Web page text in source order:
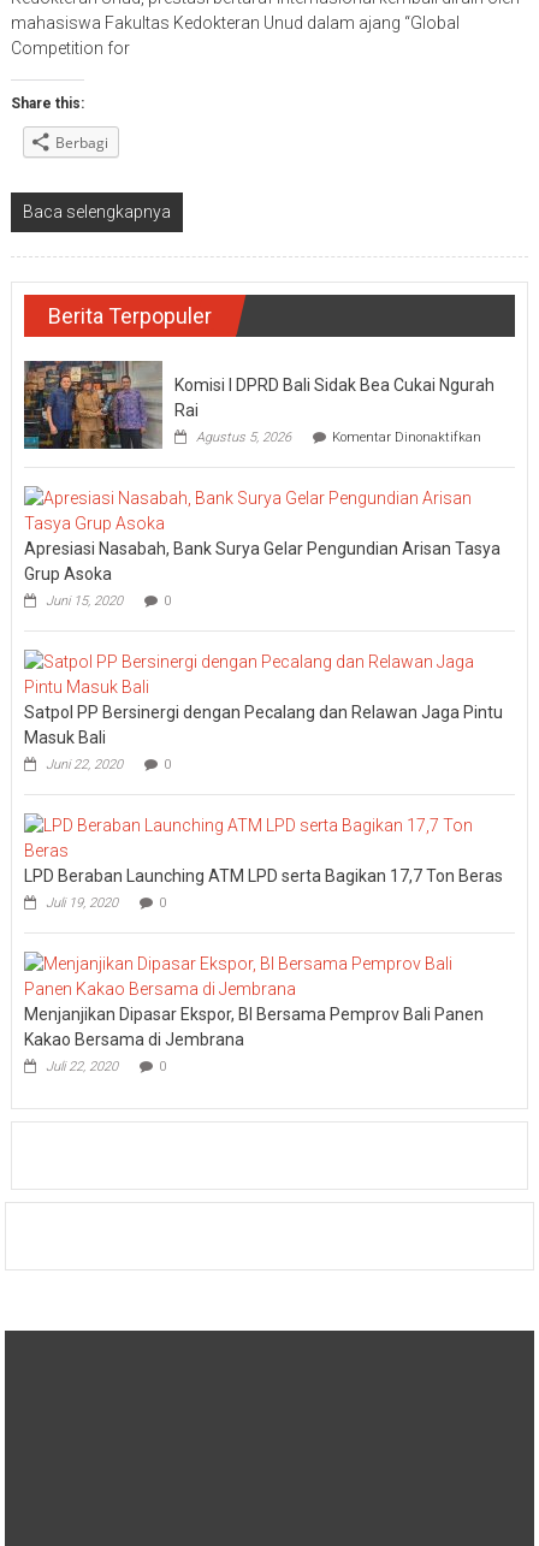
mahasiswa Fakultas Kedokteran Unud dalam ajang “Global
Competition for
Share this:
Berbagi
Baca selengkapnya
Berita Terpopuler
Komisi I DPRD Bali Sidak Bea Cukai Ngurah
Rai
Agustus 5, 2026 Komentar Dinonaktifkan
I
Bea
Apresiasi Nasabah, Bank Surya Gelar Pengundian Arisan Tasya
Grup Asoka
Juni 15, 2020 0
Satpol PP Bersinergi dengan Pecalang dan Relawan Jaga Pintu
Masuk Bali
Juni 22, 2020 0
LPD Beraban Launching ATM LPD serta Bagikan 17,7 Ton Beras
Juli 19, 2020 0
Menjanjikan Dipasar Ekspor, BI Bersama Pemprov Bali Panen
Kakao Bersama di Jembrana
Juli 22, 2020 0